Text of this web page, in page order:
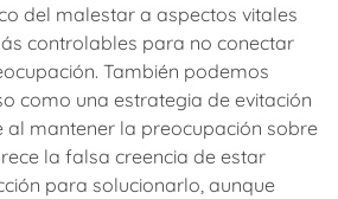
del malestar a aspectos vitales
controlables para no conectar
También podemos
como una estrategia de evitación
al mantener la preocupación sobre
la falsa creencia de estar
para solucionarlo, aunque